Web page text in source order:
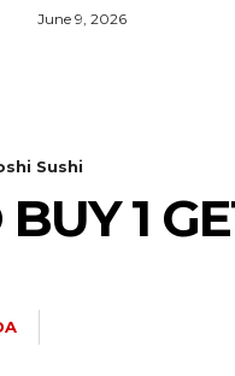
June 9, 2026